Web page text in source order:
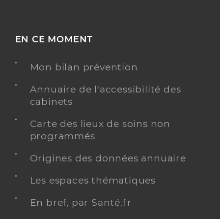
EN CE MOMENT
Mon bilan prévention
Annuaire de l'accessibilité des
cabinets
Carte des lieux de soins non
programmés
Origines des données annuaire
Les espaces thématiques
En bref, par Santé.fr